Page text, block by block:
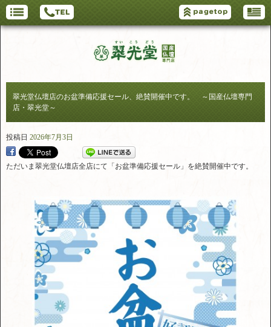
翠光堂仏壇店のお盆準備応援セール、絶賛開催中です。 ～国産仏壇専門
店・翠光堂～
投稿日 2026年7月3日
ただいま翠光堂仏壇店全店にて「お盆準備応援セール」を絶賛開催中です。